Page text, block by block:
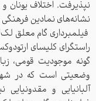
نپذیرفت. اختلاف یونان
نشانه‌های نمادین
فیلمبرداری گام معلق
راستگرای کلیسای
گونه موجودیت قومی،
وضعیتی است که در
آلبانیایی و